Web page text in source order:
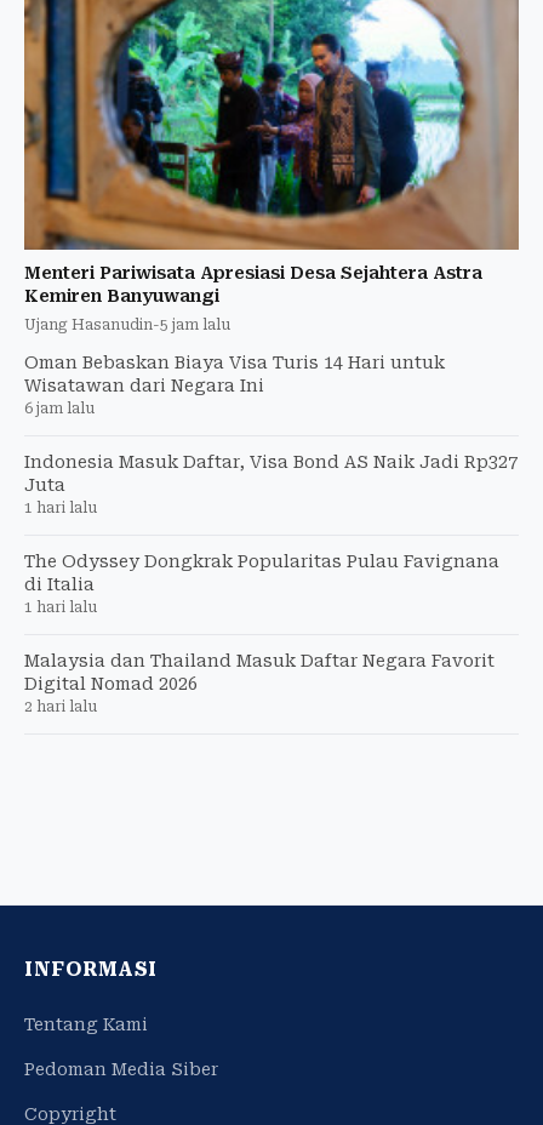
Menteri Pariwisata Apresiasi Desa Sejahtera Astra
Kemiren Banyuwangi
Ujang Hasanudin-5 jam lalu
Oman Bebaskan Biaya Visa Turis 14 Hari untuk
Wisatawan dari Negara Ini
6 jam lalu
Indonesia Masuk Daftar, Visa Bond AS Naik Jadi Rp327
Juta
1 hari lalu
The Odyssey Dongkrak Popularitas Pulau Favignana
di Italia
1 hari lalu
Malaysia dan Thailand Masuk Daftar Negara Favorit
Digital Nomad 2026
2 hari lalu
INFORMASI
Tentang Kami
Pedoman Media Siber
Copyright